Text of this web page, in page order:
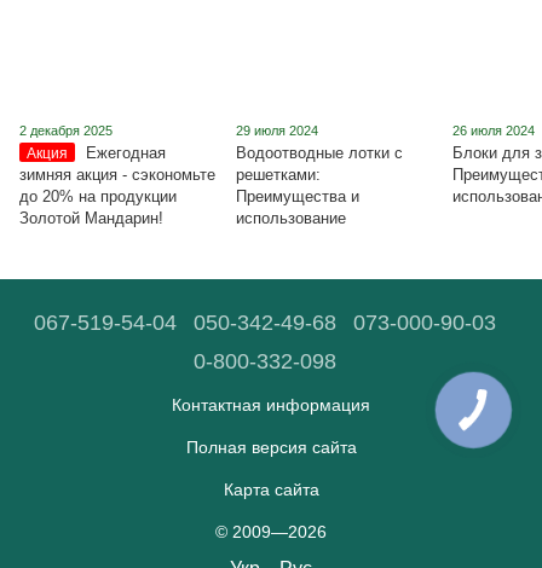
2 декабря 2025
Акция
Ежегодная
зимняя акция - сэкономьте
до 20% на продукции
Золотой Мандарин!
29 июля 2024
Водоотводные лотки с
решетками:
Преимущества и
использование
26 июля 2024
Блоки для
067-519-54-04 050-342-49-68
073-000-90-03
0-800-332-098
Контактная информация
Полная версия сайта
Карта сайта
© 2009—2026